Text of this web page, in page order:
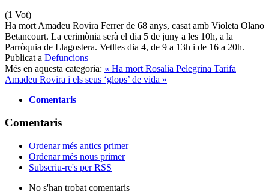
(1 Vot)
Ha mort Amadeu Rovira Ferrer de 68 anys, casat amb Violeta Olano
Betancourt. La cerimònia serà el dia 5 de juny a les 10h, a la
Parròquia de Llagostera. Vetlles dia 4, de 9 a 13h i de 16 a 20h.
Publicat a Defuncions
Més en aquesta categoria: « Ha mort Rosalia Pelegrina Tarifa
Amadeu Rovira i els seus ‘glops’ de vida »
Comentaris
Comentaris
Ordenar més antics primer
Ordenar més nous primer
Subscriu-re's per RSS
No s'han trobat comentaris